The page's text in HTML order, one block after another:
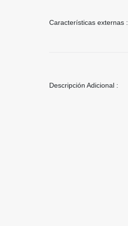
Características externas :
Descripción Adicional :